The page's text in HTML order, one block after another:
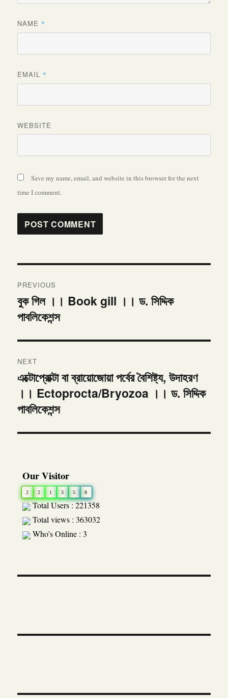
NAME *
EMAIL *
WEBSITE
Save my name, email, and website in this browser for the next
time I comment.
navigation
PREVIOUS
Previous
post:
বুক গিল ।। Book gill ।। ড. সিদ্দিক
পাবলিকেশন্স
NEXT
Next
post:
এক্টোপ্রোক্টা বা ব্রায়োজোয়া পর্বের বৈশিষ্ট্য, উদাহরণ
।। Ectoprocta/Bryozoa ।। ড. সিদ্দিক
পাবলিকেশন্স
Our Visitor
2 2 1 3 5 8
Total Users : 221358
Total views : 363032
Who's Online : 3